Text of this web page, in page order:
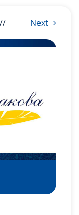
Next